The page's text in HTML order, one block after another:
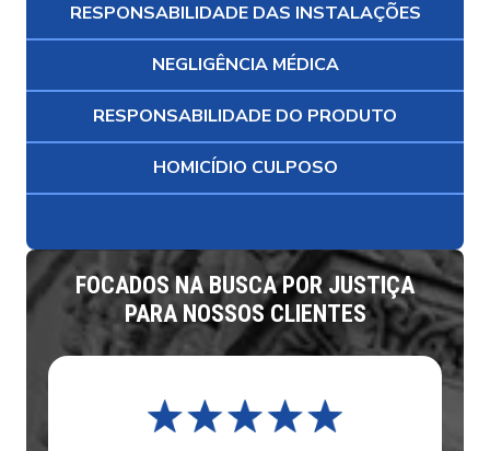
RESPONSABILIDADE DAS INSTALAÇÕES
NEGLIGÊNCIA MÉDICA
RESPONSABILIDADE DO PRODUTO
HOMICÍDIO CULPOSO
FOCADOS NA BUSCA POR JUSTIÇA
PARA NOSSOS CLIENTES